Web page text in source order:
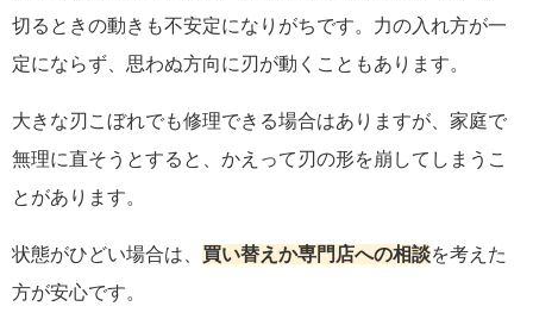
切るときの動きも不安定になりがちです。力の入れ方が一
定にならず、思わぬ方向に刃が動くこともあります。
大きな刃こぼれでも修理できる場合はありますが、家庭で
無理に直そうとすると、かえって刃の形を崩してしまうこ
とがあります。
状態がひどい場合は、 買い替えか専門店への相談を考えた
方が安心です。